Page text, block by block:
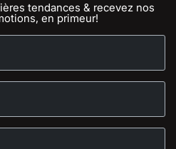
tendances & recevez nos
en primeur!